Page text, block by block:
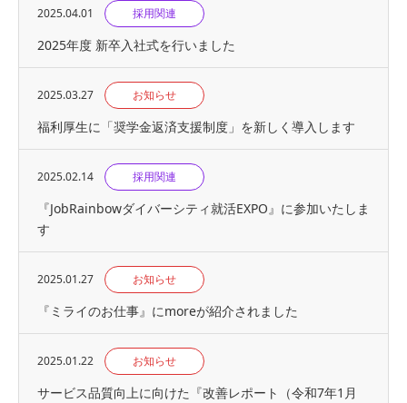
2025.04.01 採用関連
2025年度 新卒入社式を行いました
2025.03.27 お知らせ
福利厚生に「奨学金返済支援制度」を新しく導入します
2025.02.14 採用関連
『JobRainbowダイバーシティ就活EXPO』に参加いたしま
す
2025.01.27 お知らせ
『ミライのお仕事』にmoreが紹介されました
2025.01.22 お知らせ
サービス品質向上に向けた『改善レポート（令和7年1月